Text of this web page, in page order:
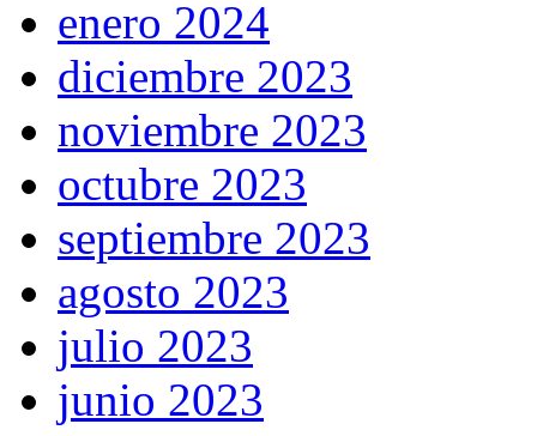
enero 2024
diciembre 2023
noviembre 2023
octubre 2023
septiembre 2023
agosto 2023
julio 2023
junio 2023